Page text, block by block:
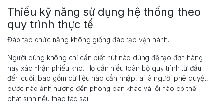
Thiếu kỹ năng sử dụng hệ thống theo
quy trình thực tế
Đào tạo chức năng không giống đào tạo vận hành.
Người dùng không chỉ cần biết nút nào dùng để tạo đơn hàng
hay xác nhận phiếu kho. Họ cần hiểu toàn bộ quy trình từ đầu
đến cuối, bao gồm dữ liệu nào cần nhập, ai là người phê duyệt,
bước nào ảnh hưởng đến phòng ban khác và lỗi nào có thể
phát sinh nếu thao tác sai.